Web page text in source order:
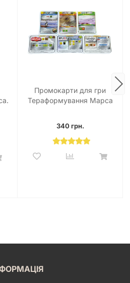
Промокарти для гри
Тераформування Марса
340 грн.